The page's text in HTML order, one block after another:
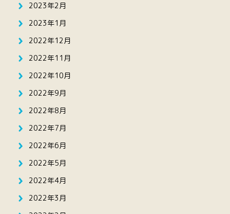
2023年2月
2023年1月
2022年12月
2022年11月
2022年10月
2022年9月
2022年8月
2022年7月
2022年6月
2022年5月
2022年4月
2022年3月